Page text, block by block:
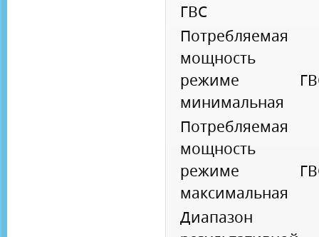
ГВС
Потребляемая
мощность
режиме
минимальная
Потребляемая
мощность
режиме
максимальная
Диапазон